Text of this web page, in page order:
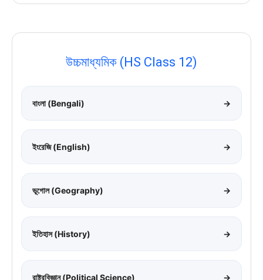
উচ্চমাধ্যমিক (HS Class 12)
বাংলা (Bengali) →
ইংরেজি (English) →
ভূগোল (Geography) →
ইতিহাস (History) →
রাষ্ট্রবিজ্ঞান (Political Science) →